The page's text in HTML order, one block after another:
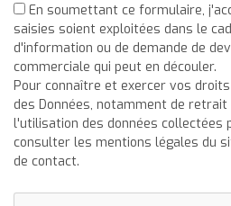
En soumettant ce formulaire,
saisies soient exploitées dans le
d'information ou de demande de
commerciale qui peut en découler.
Pour connaître et exercer vos
des Données, notamment de
l'utilisation des données collectées
consulter les mentions légales du
de contact.